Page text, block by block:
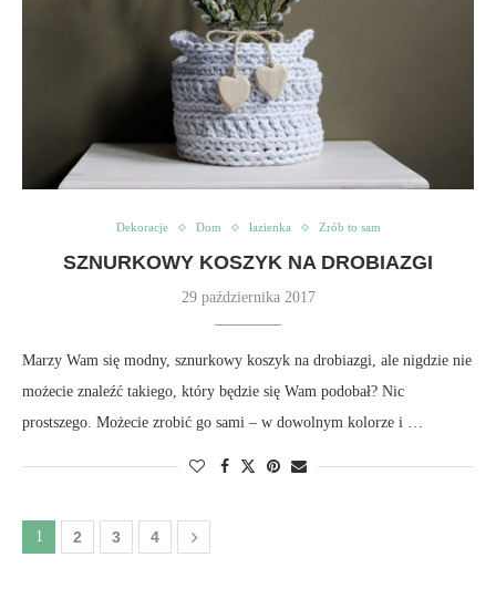
Dekoracje Dom łazienka Zrób to sam
SZNURKOWY KOSZYK NA DROBIAZGI
29 października 2017
Marzy Wam się modny, sznurkowy koszyk na drobiazgi, ale nigdzie nie
możecie znaleźć takiego, który będzie się Wam podobał? Nic
prostszego. Możecie zrobić go sami – w dowolnym kolorze i …
1 2 3 4